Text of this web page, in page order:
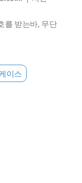
를 받는바, 무단
이스